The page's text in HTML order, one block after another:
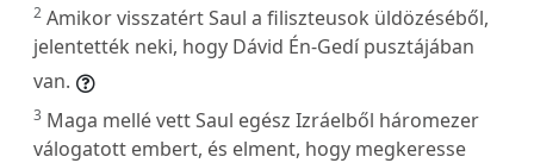
2 Amikor visszatért Saul a filiszteusok üldözéséből,
jelentették neki, hogy Dávid Én-Gedí pusztájában
van.
3 Maga mellé vett Saul egész Izráelből háromezer
válogatott embert, és elment, hogy megkeresse